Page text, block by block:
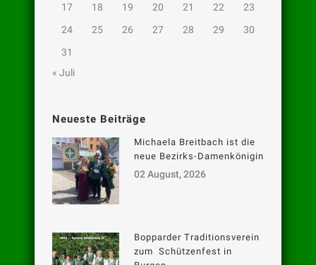
17
18 19 20 21 22
23
24
25 26 27 28 29
30
31
« Juli
Neueste Beiträge
Michaela Breitbach ist die
neue Bezirks-Damenkönigin
02 August, 2026
Bopparder Traditionsverein
zum Schützenfest in